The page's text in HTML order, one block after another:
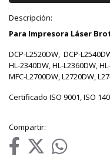
Descripción:
Para Impresora Láser
DCP-L2520DW, DCP-
HL-2340DW, HL-L2360DW,
MFC-L2700DW, L2720DW,
Certificado ISO 9001, ISO
Compartir: